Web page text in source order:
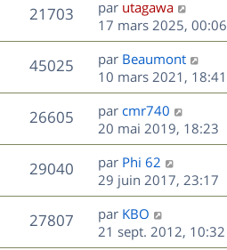
e
n
i
e
r
m
e
s
s
a
g
e
21703V
u
D
e
r
n
i
e
r
m
e
s
s
a
g
e
par utagawa
17 mars 2025, 00:06
45025V
u
s
D
e
r
n
i
e
r
m
e
s
s
par Beaumont
10 mars 2021, 18:41
26605V
u
s
D
e
r
n
i
e
r
m
par cmr740
20 mai 2019, 18:23
29040V
u
D
e
r
n
i
par Phi 62
29 juin 2017, 23:17
27807V
D
e
par KBO
21 sept. 2012, 10:32